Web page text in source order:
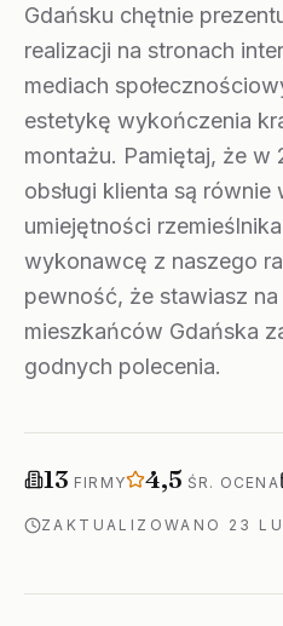
Gdańsku chętnie
realizacji na stronach
mediach
estetykę wykończenia
montażu. Pamiętaj, że w
obsługi klienta są
umiejętności
wykonawcę z naszego
pewność, że stawiasz
mieszkańców Gdańska
godnych polecenia.
Firm w rankingu
13 FIRMYŚrednia ocena
4,5 ŚR. OCENA
ZAKTUALIZOWANO 23